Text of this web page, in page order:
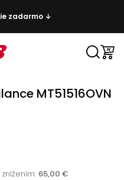
zadarmo ↓
MT51516OVN
65,00 €